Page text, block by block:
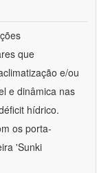
que
e/ou
e dinâmica nas
hídrico.
os porta-
'Sunki